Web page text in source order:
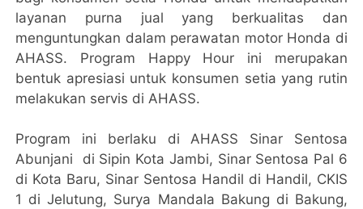
layanan purna jual yang berkualitas dan
menguntungkan dalam perawatan motor Honda di
AHASS. Program Happy Hour ini merupakan
bentuk apresiasi untuk konsumen setia yang rutin
melakukan servis di AHASS.
Program ini berlaku di AHASS Sinar Sentosa
Abunjani di Sipin Kota Jambi, Sinar Sentosa Pal 6
di Kota Baru, Sinar Sentosa Handil di Handil, CKIS
1 di Jelutung, Surya Mandala Bakung di Bakung,